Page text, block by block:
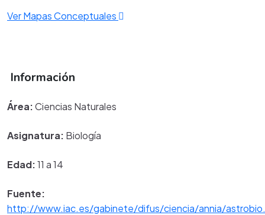
Ver Mapas Conceptuales
Información
Área:Ciencias Naturales
Asignatura: Biología
Edad:11 a 14
Fuente:
http://www.iac.es/gabinete/difus/ciencia/annia/